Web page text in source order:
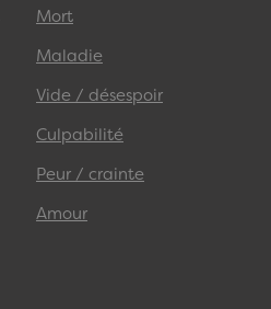
Mort
Maladie
Vide / désespoir
Culpabilité
Peur / crainte
Amour